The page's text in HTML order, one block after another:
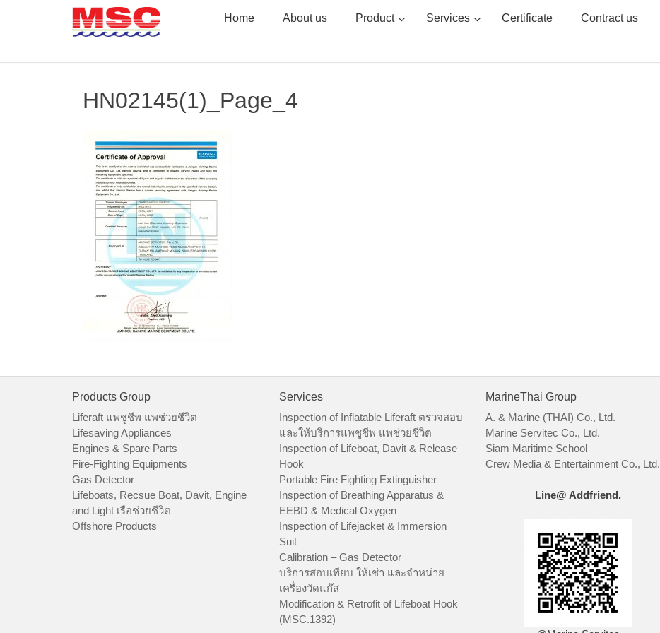
Home About us Product Services Certificate Contract us
HN02145(1)_Page_4
Products Group
Liferaft แพชูชีพ แพช่วยชีวิต
Lifesaving Appliances
Engines & Spare Parts
Fire-Fighting Equipments
Gas Detector
Lifeboats, Recsue Boat, Davit, Engine
and Light เรือช่วยชีวิต
Offshore Products
Services
Inspection of Inflatable Liferaft ตรวจสอบ
และให้บริการแพชูชีพ แพช่วยชีวิต
Inspection of Lifeboat, Davit & Release
Hook
Portable Fire Fighting Extinguisher
Inspection of Breathing Apparatus &
EEBD & Medical Oxygen
Inspection of Lifejacket & Immersion
Suit
Calibration – Gas Detector
บริการสอบเทียบ ให้เช่า และจำหน่าย
เครื่องวัดแก๊ส
Modification & Retrofit of Lifeboat Hook
(MSC.1392)
MarineThai Group
A. & Marine (THAI) Co., Ltd.
Marine Servitec Co., Ltd.
Siam Maritime School
Crew Media & Entertainment Co., Ltd.
Line@ Addfriend.